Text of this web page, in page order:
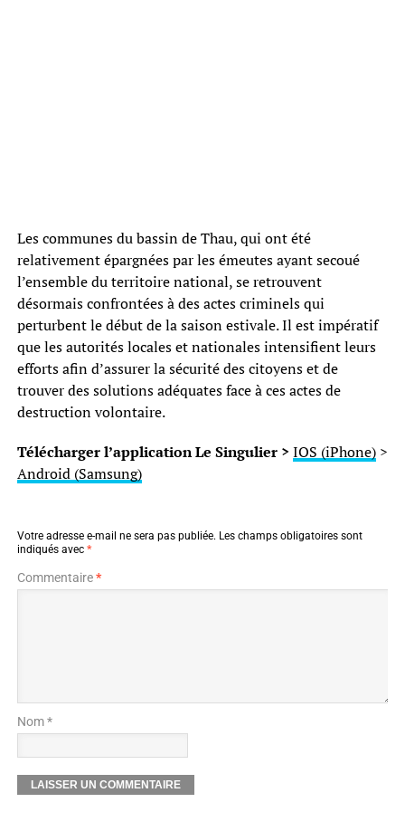
Les communes du bassin de Thau, qui ont été
relativement épargnées par les émeutes ayant secoué
l’ensemble du territoire national, se retrouvent
désormais confrontées à des actes criminels qui
perturbent le début de la saison estivale. Il est impératif
que les autorités locales et nationales intensifient leurs
efforts afin d’assurer la sécurité des citoyens et de
trouver des solutions adéquates face à ces actes de
destruction volontaire.
Télécharger l’application Le Singulier > IOS (iPhone)>
Android (Samsung)
Votre adresse e-mail ne sera pas publiée. Les champs obligatoires sont
indiqués avec *
Commentaire*
Nom *